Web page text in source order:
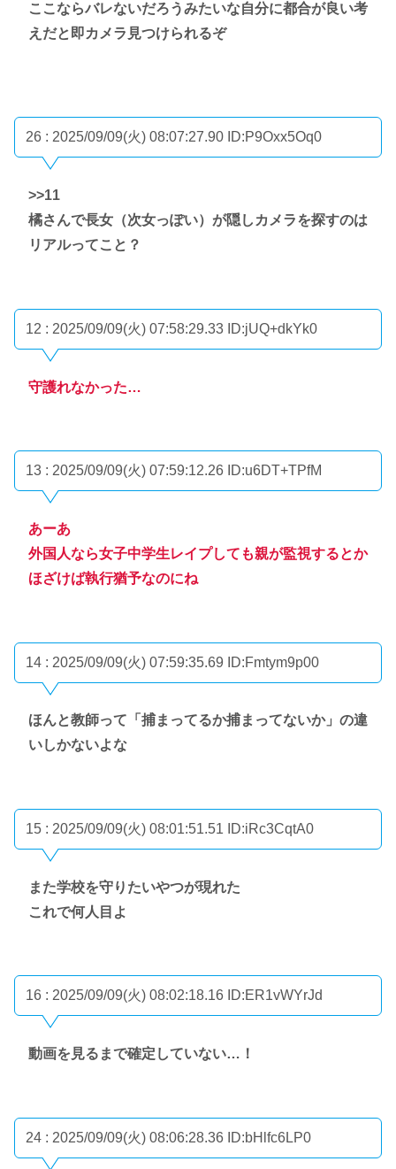
ここならバレないだろうみたいな自分に都合が良い考
えだと即カメラ見つけられるぞ
26 : 2025/09/09(火) 08:07:27.90 ID:P9Oxx5Oq0
>>11
橘さんで長女（次女っぽい）が隠しカメラを探すのは
リアルってこと？
12 : 2025/09/09(火) 07:58:29.33 ID:jUQ+dkYk0
守護れなかった…
13 : 2025/09/09(火) 07:59:12.26 ID:u6DT+TPfM
あーあ
外国人なら女子中学生レイプしても親が監視するとか
ほざけば執行猶予なのにね
14 : 2025/09/09(火) 07:59:35.69 ID:Fmtym9p00
ほんと教師って「捕まってるか捕まってないか」の違
いしかないよな
15 : 2025/09/09(火) 08:01:51.51 ID:iRc3CqtA0
また学校を守りたいやつが現れた
これで何人目よ
16 : 2025/09/09(火) 08:02:18.16 ID:ER1vWYrJd
動画を見るまで確定していない…！
24 : 2025/09/09(火) 08:06:28.36 ID:bHlfc6LP0